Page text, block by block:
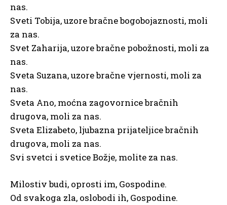
nas.
Sveti Tobija, uzore bračne bogobojaznosti, moli
za nas.
Svet Zaharija, uzore bračne pobožnosti, moli za
nas.
Sveta Suzana, uzore bračne vjernosti, moli za
nas.
Sveta Ano, moćna zagovornice bračnih
drugova, moli za nas.
Sveta Elizabeto, ljubazna prijateljice bračnih
drugova, moli za nas.
Svi svetci i svetice Božje, molite za nas.
Milostiv budi, oprosti im, Gospodine.
Od svakoga zla, oslobodi ih, Gospodine.